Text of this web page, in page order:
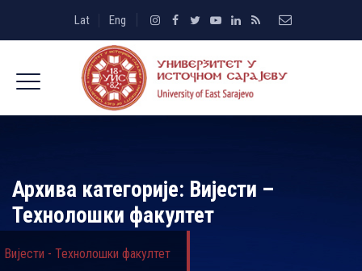
Lat Eng
Архива категорије: Вијести –
Технолошки факултет
Вијести - Технолошки факултет